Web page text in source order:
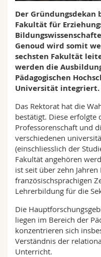
Interfakultär
Doktorierende
MyUnifr
Der
Fakultät für
Genoud wird somit
sechsten Fakultät
werden die
Pädagogischen
Universität integriert.
Das Rektorat hat die
bestätigt. Diese
Professorenschaft und
verschiedenen
(einschliesslich der
Fakultät angehören
ist seit über zehn
französischsprachigen
Lehrerbildung für die
Die
liegen im Bereich der
konzentrieren sich
Verständnis der
Unterricht.